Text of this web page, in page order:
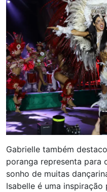
Gabrielle também
poranga representa para
sonho de muitas
Isabelle é uma inspiração